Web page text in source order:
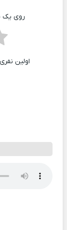
روی یک
اولین